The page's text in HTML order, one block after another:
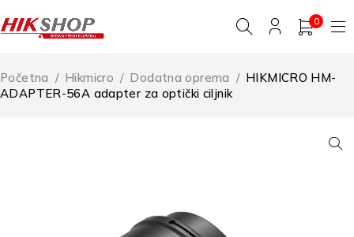
0
Početna / Hikmicro / Dodatna oprema / HIKMICRO HM-
ADAPTER-56A adapter za optički ciljnik